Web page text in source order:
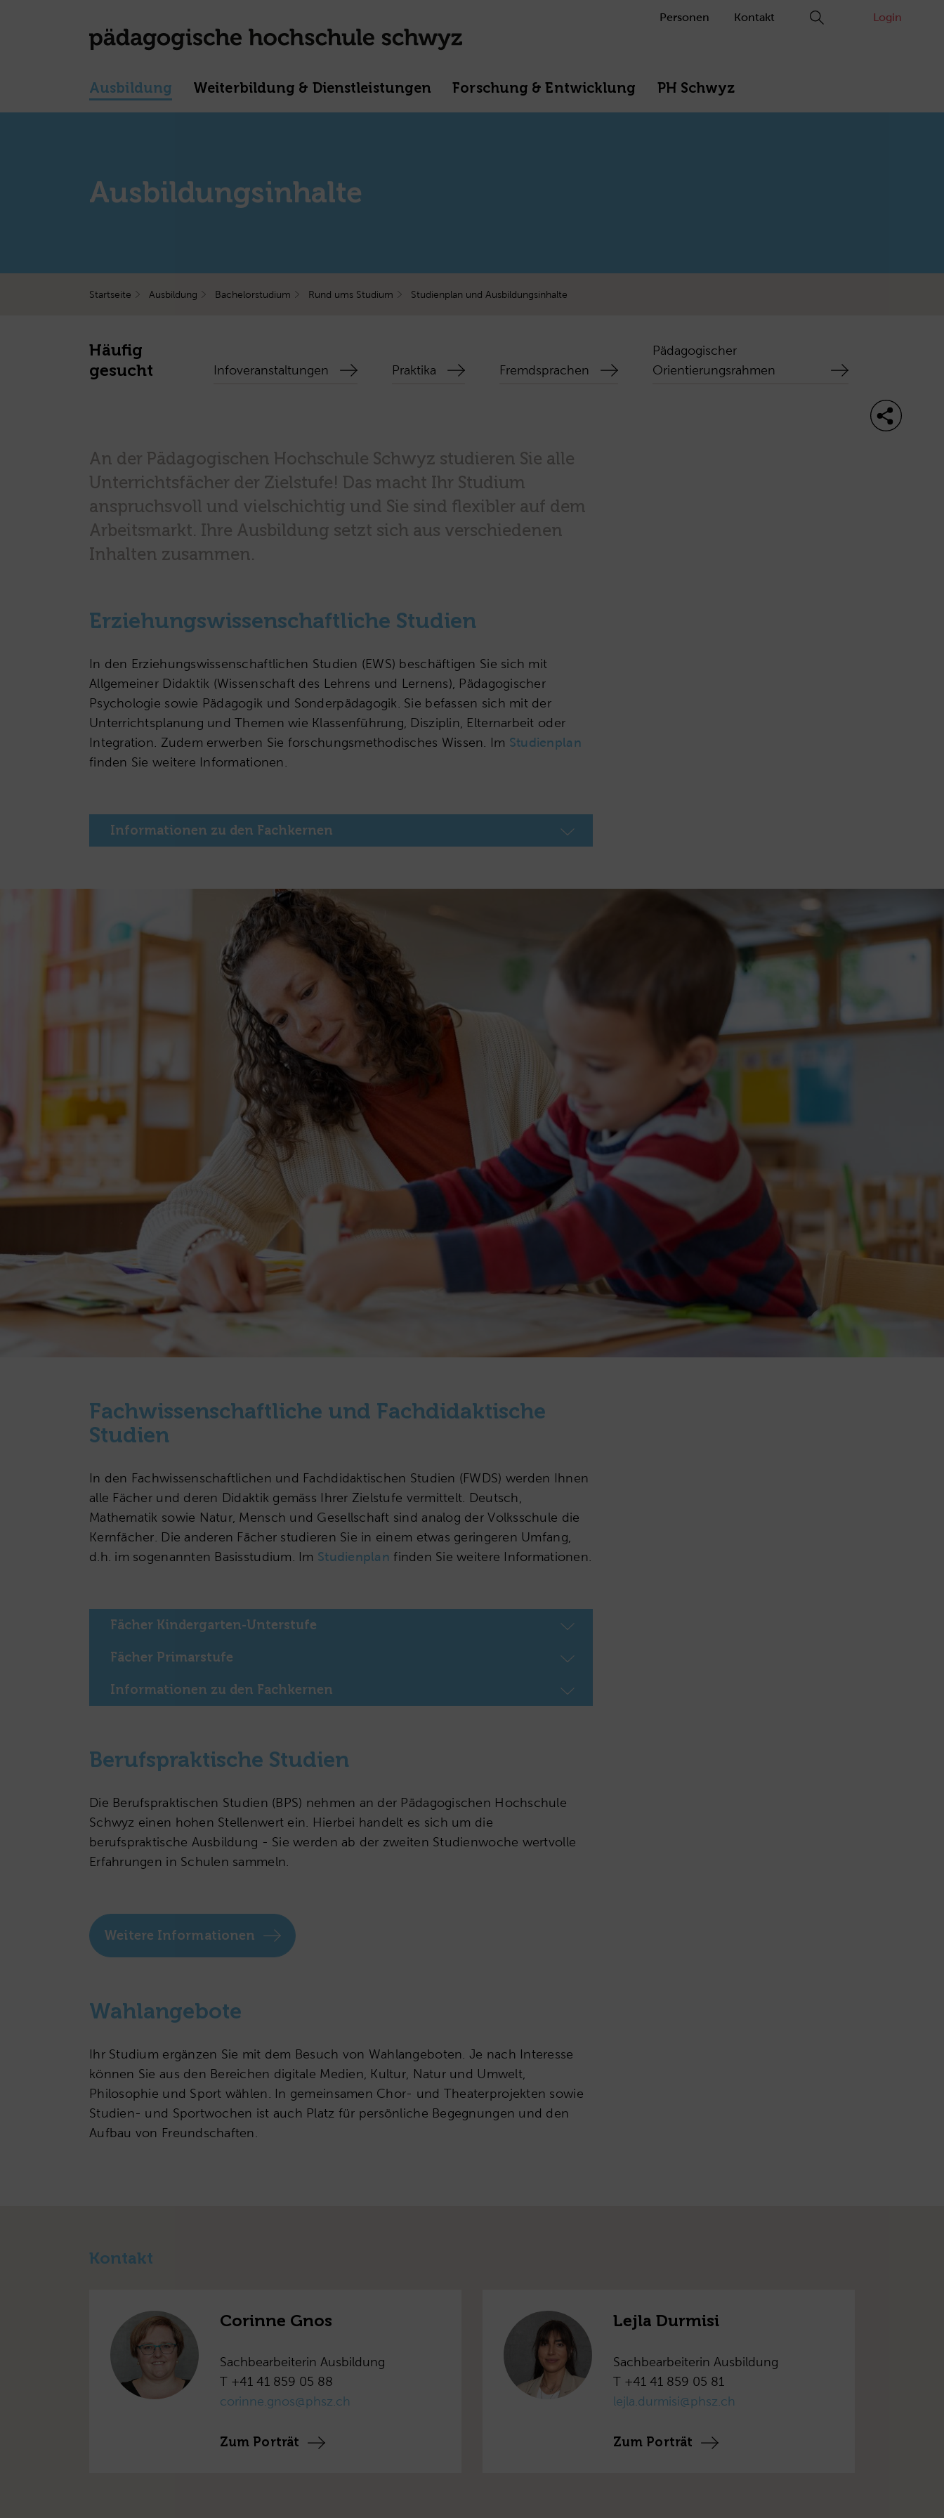
Personen Kontakt Login
Ausbildung Weiterbildung & Dienstleistungen Forschung & Entwicklung PH Schwyz
Ausbildungsinhalte
Startseite Ausbildung Bachelorstudium Rund ums Studium Studienplan und Ausbildungsinhalte
Häufig
gesucht
Infoveranstaltungen Praktika Fremdsprachen
Pädagogischer
Orientierungsrahmen
An der Pädagogischen Hochschule Schwyz studieren Sie alle
Unterrichtsfächer der Zielstufe! Das macht Ihr Studium
anspruchsvoll und vielschichtig und Sie sind flexibler auf dem
Arbeitsmarkt. Ihre Ausbildung setzt sich aus verschiedenen
Inhalten zusammen.
Erziehungswissenschaftliche Studien
In den Erziehungswissenschaftlichen Studien (EWS) beschäftigen Sie sich mit
Allgemeiner Didaktik (Wissenschaft des Lehrens und Lernens), Pädagogischer
Psychologie sowie Pädagogik und Sonderpädagogik. Sie befassen sich mit der
Unterrichtsplanung und Themen wie Klassenführung, Disziplin, Elternarbeit oder
Integration. Zudem erwerben Sie forschungsmethodisches Wissen. Im Studienplan
finden Sie weitere Informationen.
Informationen zu den Fachkernen
Fachwissenschaftliche und Fachdidaktische
Studien
In den Fachwissenschaftlichen und Fachdidaktischen Studien (FWDS) werden Ihnen
alle Fächer und deren Didaktik gemäss Ihrer Zielstufe vermittelt. Deutsch,
Mathematik sowie Natur, Mensch und Gesellschaft sind analog der Volksschule die
Kernfächer. Die anderen Fächer studieren Sie in einem etwas geringeren Umfang,
d.h. im sogenannten Basisstudium. Im Studienplan finden Sie weitere Informationen.
Fächer Kindergarten-Unterstufe
Fächer Primarstufe
Informationen zu den Fachkernen
Berufspraktische Studien
Die Berufspraktischen Studien (BPS) nehmen an der Pädagogischen Hochschule
Schwyz einen hohen Stellenwert ein. Hierbei handelt es sich um die
berufspraktische Ausbildung - Sie werden ab der zweiten Studienwoche wertvolle
Erfahrungen in Schulen sammeln.
Weitere Informationen
Wahlangebote
Ihr Studium ergänzen Sie mit dem Besuch von Wahlangeboten. Je nach Interesse
können Sie aus den Bereichen digitale Medien, Kultur, Natur und Umwelt,
Philosophie und Sport wählen. In gemeinsamen Chor- und Theaterprojekten sowie
Studien- und Sportwochen ist auch Platz für persönliche Begegnungen und den
Aufbau von Freundschaften.
Kontakt
Corinne Gnos
Sachbearbeiterin Ausbildung
T +41 41 859 05 88
corinne.gnos@phsz.ch
Zum Porträt
Lejla Durmisi
Sachbearbeiterin Ausbildung
T +41 41 859 05 81
lejla.durmisi@phsz.ch
Zum Porträt